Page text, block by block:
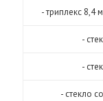
- триплекс 8,4
-
-
- стекло